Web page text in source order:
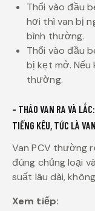
Thổi vào đầu
hơi thì van bị
bình thường.
Thổi vào đầu
bị kẹt mở.
thường.
– THÁO VAN RA VÀ
TIẾNG KÊU, TỨC LÀ
Van PCV thường
đúng chủng loại
suất lâu dài,
Xem tiếp: